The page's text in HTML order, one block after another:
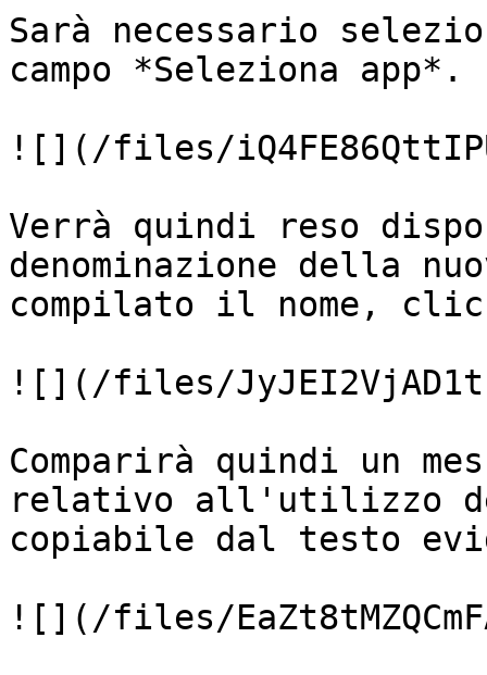
Sarà necessario
campo *Seleziona app*.
![](/files/
Verrà quindi reso
denominazione della
compilato il nome,
![](/files/
Comparirà quindi un
relativo all'utilizzo
copiabile dal testo
![](/files/